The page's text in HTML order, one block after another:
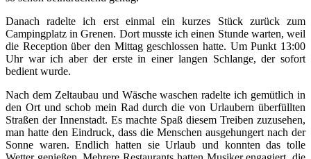
Danach radelte ich erst einmal ein kurzes Stück zurück zum
Campingplatz in Grenen. Dort musste ich einen Stunde warten, weil
die Reception über den Mittag geschlossen hatte. Um Punkt 13:00
Uhr war ich aber der erste in einer langen Schlange, der sofort
bedient wurde.
Nach dem Zeltaubau und Wäsche waschen radelte ich gemütlich in
den Ort und schob mein Rad durch die von Urlaubern überfüllten
Straßen der Innenstadt. Es machte Spaß diesem Treiben zuzusehen,
man hatte den Eindruck, dass die Menschen ausgehungert nach der
Sonne waren. Endlich hatten sie Urlaub und konnten das tolle